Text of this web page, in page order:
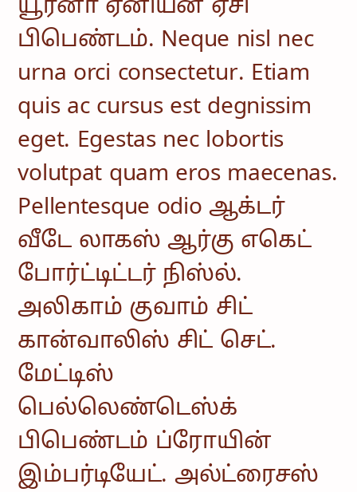
யூர்னா ஏனியன் ஏசி
பிபெண்டம். Neque nisl nec
urna orci consectetur. Etiam
quis ac cursus est degnissim
eget. Egestas nec lobortis
volutpat quam eros maecenas.
Pellentesque odio ஆக்டர்
வீடே லாகஸ் ஆர்கு எகெட்
போர்ட்டிட்டர் நிஸ்ல்.
அலிகாம் குவாம் சிட்
கான்வாலிஸ் சிட் செட்.
மேட்டிஸ்
பெல்லெண்டெஸ்க்
பிபெண்டம் ப்ரோயின்
இம்பர்டியேட். அல்ட்ரைசஸ்